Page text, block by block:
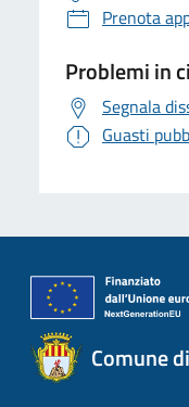
Prenota
Problemi in
Segnala
Guasti
Comune